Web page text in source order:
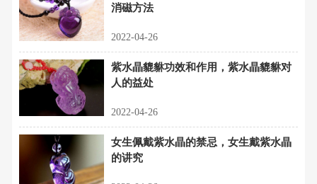
消磁方法
2022-04-26
紫水晶貔貅功效和作用，紫水晶貔貅对
人的益处
2022-04-26
女生佩戴紫水晶的禁忌，女生戴紫水晶
的讲究